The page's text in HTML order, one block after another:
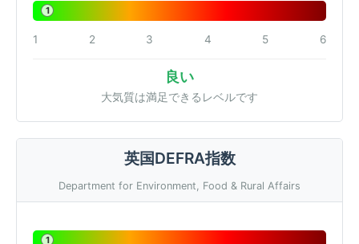
1
1 2 3 4 5 6
良い
大気質は満足できるレベルです
英国DEFRA指数
Department for Environment, Food & Rural Affairs
1